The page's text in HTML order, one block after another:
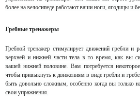
более на велосипеде работают ваши ноги, ягодицы и
Гребные тренажеры
Гребной тренажер стимулирует движений гребли и
верхней и нижней части тела в то время, как вы
вашей нижней половине. Вам потребуется
чтобы привыкнуть к движениям в виде гребли и
быть довольно сложным, особенно когда вы только
свои упражнения.